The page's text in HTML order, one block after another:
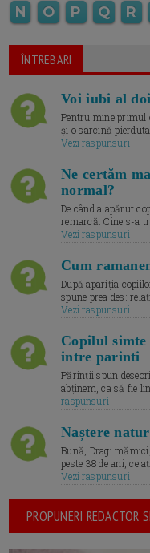
N
O P Q R
ÎNTREBARI
Voi iubi al
Pentru mine primul
și o sarcină
Vezi raspunsuri
Ne certăm
normal?
De când a apărut
remarcă. Cine s-a
Vezi raspunsuri
Cum
După apariția
spune prea des:
Vezi raspunsuri
Copilul simte
intre parinti
Părinții spun
abținem, ca să fie
raspunsuri
Naștere
Bună, Dragi
peste 38 de ani, ce
Vezi raspunsuri
PROPUNERI REDACTOR